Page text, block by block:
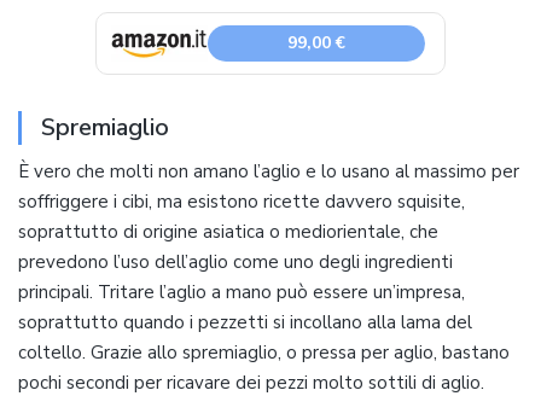
99,00 €
Spremiaglio
È vero che molti non amano l’aglio e lo usano al massimo per
soffriggere i cibi, ma esistono ricette davvero squisite,
soprattutto di origine asiatica o mediorientale, che
prevedono l’uso dell’aglio come uno degli ingredienti
principali. Tritare l’aglio a mano può essere un’impresa,
soprattutto quando i pezzetti si incollano alla lama del
coltello. Grazie allo spremiaglio, o pressa per aglio, bastano
pochi secondi per ricavare dei pezzi molto sottili di aglio.